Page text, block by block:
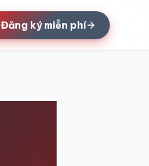
Đăng ký miễn phí